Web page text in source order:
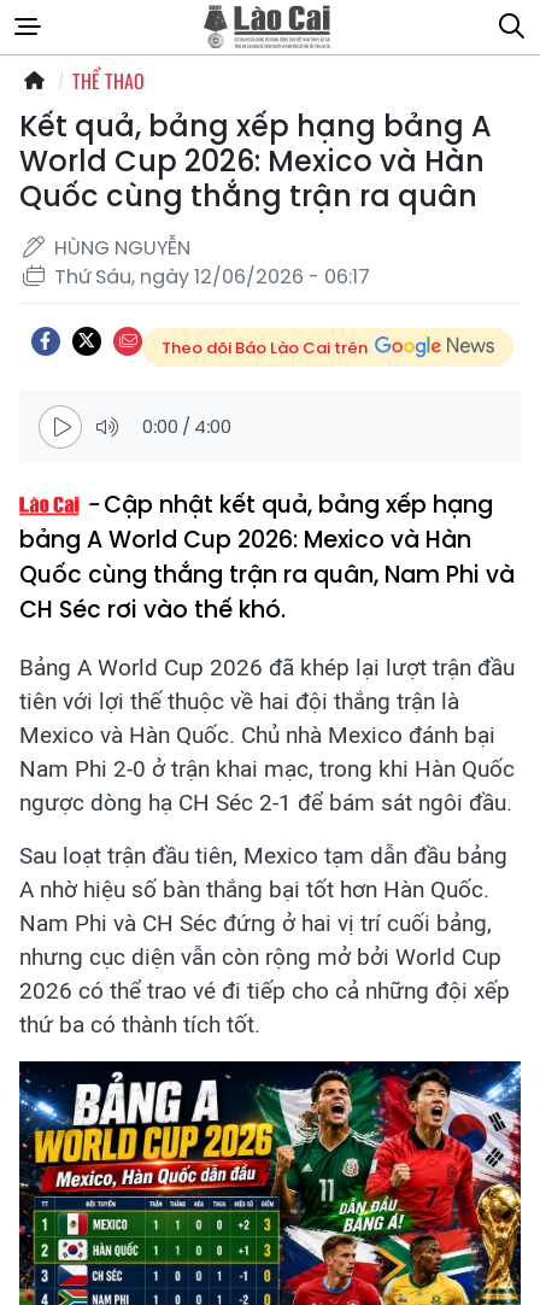
THỂ THAO
Kết quả, bảng xếp hạng bảng A
World Cup 2026: Mexico và Hàn
Quốc cùng thắng trận ra quân
HÙNG NGUYỄN
Thứ Sáu, ngày 12/06/2026 - 06:17
Theo dõi Báo Lào Cai trên
0:00 / 4:00
Cập nhật kết quả, bảng xếp hạng
bảng A World Cup 2026: Mexico và Hàn
Quốc cùng thắng trận ra quân, Nam Phi và
CH Séc rơi vào thế khó.
Bảng A World Cup 2026 đã khép lại lượt trận đầu
tiên với lợi thế thuộc về hai đội thắng trận là
Mexico và Hàn Quốc. Chủ nhà Mexico đánh bại
Nam Phi 2-0 ở trận khai mạc, trong khi Hàn Quốc
ngược dòng hạ CH Séc 2-1 để bám sát ngôi đầu.
Sau loạt trận đầu tiên, Mexico tạm dẫn đầu bảng
A nhờ hiệu số bàn thắng bại tốt hơn Hàn Quốc.
Nam Phi và CH Séc đứng ở hai vị trí cuối bảng,
nhưng cục diện vẫn còn rộng mở bởi World Cup
2026 có thể trao vé đi tiếp cho cả những đội xếp
thứ ba có thành tích tốt.